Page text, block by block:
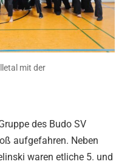
mit der
des Budo SV
aufgefahren. Neben
waren etliche 5. und